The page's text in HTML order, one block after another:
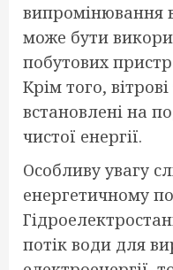
випромінювання
може бути
побутових
Крім того,
встановлені на
чистої енергії.
Особливу увагу
енергетичному
потік води для